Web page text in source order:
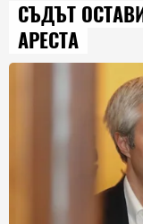
СЪДЪТ
АРЕСТА